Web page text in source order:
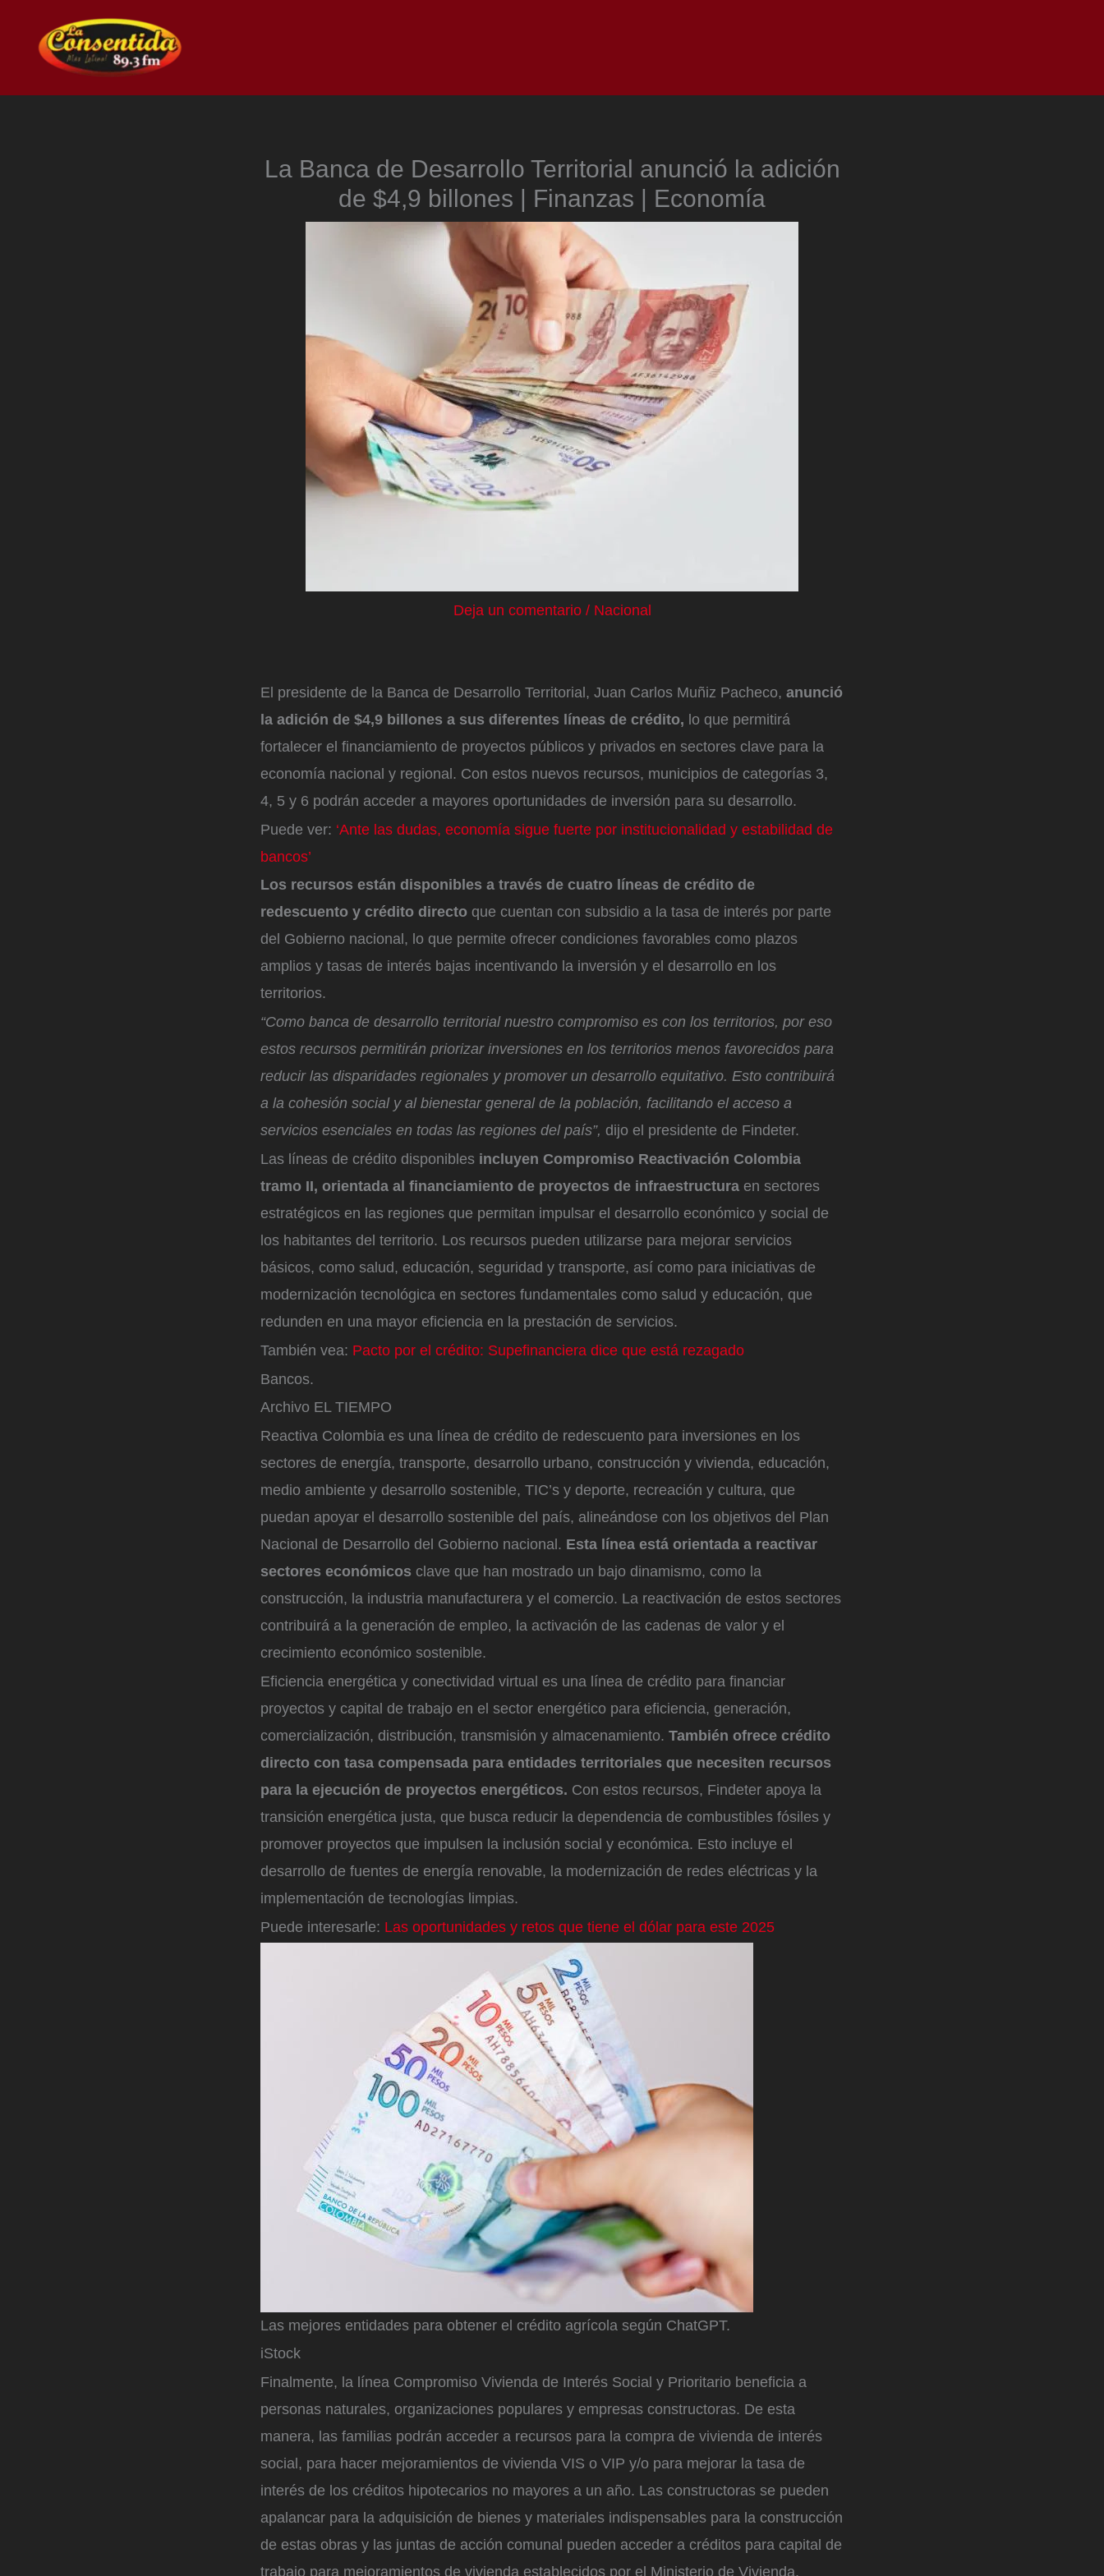
contenido
La Banca de Desarrollo Territorial anunció la adición
de $4,9 billones | Finanzas | Economía
Deja un comentario / Nacional
El presidente de la Banca de Desarrollo Territorial, Juan Carlos Muñiz Pacheco, anunció
la adición de $4,9 billones a sus diferentes líneas de crédito, lo que permitirá
fortalecer el financiamiento de proyectos públicos y privados en sectores clave para la
economía nacional y regional. Con estos nuevos recursos, municipios de categorías 3,
4, 5 y 6 podrán acceder a mayores oportunidades de inversión para su desarrollo.
Puede ver: ‘Ante las dudas, economía sigue fuerte por institucionalidad y estabilidad de
bancos’
Los recursos están disponibles a través de cuatro líneas de crédito de
redescuento y crédito directo que cuentan con subsidio a la tasa de interés por parte
del Gobierno nacional, lo que permite ofrecer condiciones favorables como plazos
amplios y tasas de interés bajas incentivando la inversión y el desarrollo en los
territorios.
“Como banca de desarrollo territorial nuestro compromiso es con los territorios, por eso
estos recursos permitirán priorizar inversiones en los territorios menos favorecidos para
reducir las disparidades regionales y promover un desarrollo equitativo. Esto contribuirá
a la cohesión social y al bienestar general de la población, facilitando el acceso a
servicios esenciales en todas las regiones del país”, dijo el presidente de Findeter.
Las líneas de crédito disponibles incluyen Compromiso Reactivación Colombia
tramo II, orientada al financiamiento de proyectos de infraestructura en sectores
estratégicos en las regiones que permitan impulsar el desarrollo económico y social de
los habitantes del territorio. Los recursos pueden utilizarse para mejorar servicios
básicos, como salud, educación, seguridad y transporte, así como para iniciativas de
modernización tecnológica en sectores fundamentales como salud y educación, que
redunden en una mayor eficiencia en la prestación de servicios.
También vea: Pacto por el crédito: Supefinanciera dice que está rezagado
Bancos.
Archivo EL TIEMPO
Reactiva Colombia es una línea de crédito de redescuento para inversiones en los
sectores de energía, transporte, desarrollo urbano, construcción y vivienda, educación,
medio ambiente y desarrollo sostenible, TIC’s y deporte, recreación y cultura, que
puedan apoyar el desarrollo sostenible del país, alineándose con los objetivos del Plan
Nacional de Desarrollo del Gobierno nacional. Esta línea está orientada a reactivar
sectores económicos clave que han mostrado un bajo dinamismo, como la
construcción, la industria manufacturera y el comercio. La reactivación de estos sectores
contribuirá a la generación de empleo, la activación de las cadenas de valor y el
crecimiento económico sostenible.
Eficiencia energética y conectividad virtual es una línea de crédito para financiar
proyectos y capital de trabajo en el sector energético para eficiencia, generación,
comercialización, distribución, transmisión y almacenamiento. También ofrece crédito
directo con tasa compensada para entidades territoriales que necesiten recursos
para la ejecución de proyectos energéticos. Con estos recursos, Findeter apoya la
transición energética justa, que busca reducir la dependencia de combustibles fósiles y
promover proyectos que impulsen la inclusión social y económica. Esto incluye el
desarrollo de fuentes de energía renovable, la modernización de redes eléctricas y la
implementación de tecnologías limpias.
Puede interesarle: Las oportunidades y retos que tiene el dólar para este 2025
Las mejores entidades para obtener el crédito agrícola según ChatGPT.
iStock
Finalmente, la línea Compromiso Vivienda de Interés Social y Prioritario beneficia a
personas naturales, organizaciones populares y empresas constructoras. De esta
manera, las familias podrán acceder a recursos para la compra de vivienda de interés
social, para hacer mejoramientos de vivienda VIS o VIP y/o para mejorar la tasa de
interés de los créditos hipotecarios no mayores a un año. Las constructoras se pueden
apalancar para la adquisición de bienes y materiales indispensables para la construcción
de estas obras y las juntas de acción comunal pueden acceder a créditos para capital de
trabajo para mejoramientos de vivienda establecidos por el Ministerio de Vivienda,